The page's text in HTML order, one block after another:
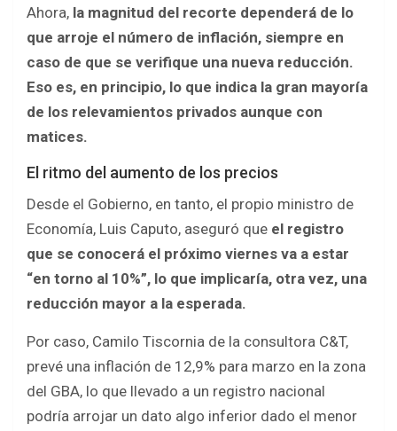
Ahora, la magnitud del recorte dependerá de lo
que arroje el número de inflación, siempre en
caso de que se verifique una nueva reducción.
Eso es, en principio, lo que indica la gran mayoría
de los relevamientos privados aunque con
matices.
El ritmo del aumento de los precios
Desde el Gobierno, en tanto, el propio ministro de
Economía, Luis Caputo, aseguró que el registro
que se conocerá el próximo viernes va a estar
“en torno al 10%”, lo que implicaría, otra vez, una
reducción mayor a la esperada.
Por caso, Camilo Tiscornia de la consultora C&T,
prevé una inflación de 12,9% para marzo en la zona
del GBA, lo que llevado a un registro nacional
podría arrojar un dato algo inferior dado el menor